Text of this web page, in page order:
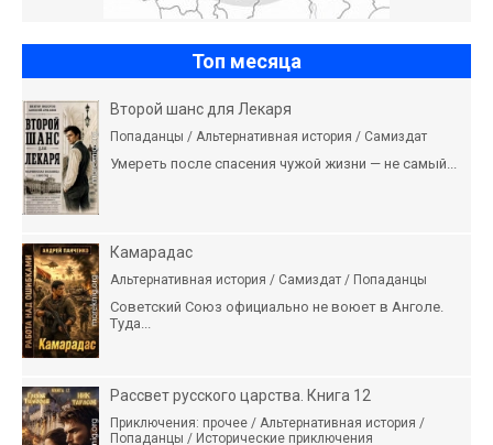
Топ месяца
Второй шанс для Лекаря
Попаданцы / Альтернативная история / Самиздат
Умереть после спасения чужой жизни — не самый...
Камарадас
Альтернативная история / Самиздат / Попаданцы
Советский Союз официально не воюет в Анголе.
Туда...
Рассвет русского царства. Книга 12
Приключения: прочее / Альтернативная история /
Попаданцы / Исторические приключения